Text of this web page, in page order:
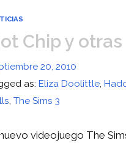
Chip y
20, 2010
as: Eliza Doolittle,
,The Sims 3
videojuego The